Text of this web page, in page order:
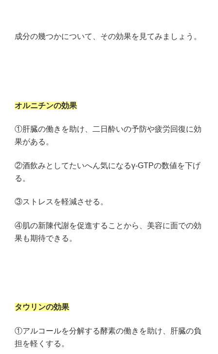
成分の幾つかについて、その効果を見てみましょう。
オルニチンの効果
①肝臓の働きを助け、二日酔いの予防や疲労回復に効
果がある。
②酒飲みとしてたいへん気になるγ-GTPの数値を下げ
る。
③ストレスを軽減させる。
④肌の新陳代謝を促進することから、美容に面での効
果も期待できる。
タウリンの効果
①アルコールを分解する酵素の働きを助け、肝臓の負
担を軽くする。